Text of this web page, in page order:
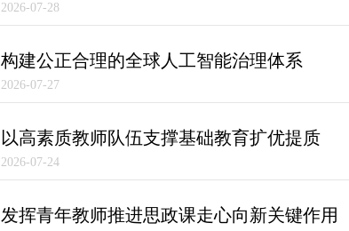
2026-07-28
构建公正合理的全球人工智能治理体系
2026-07-27
以高素质教师队伍支撑基础教育扩优提质
2026-07-24
发挥青年教师推进思政课走心向新关键作用